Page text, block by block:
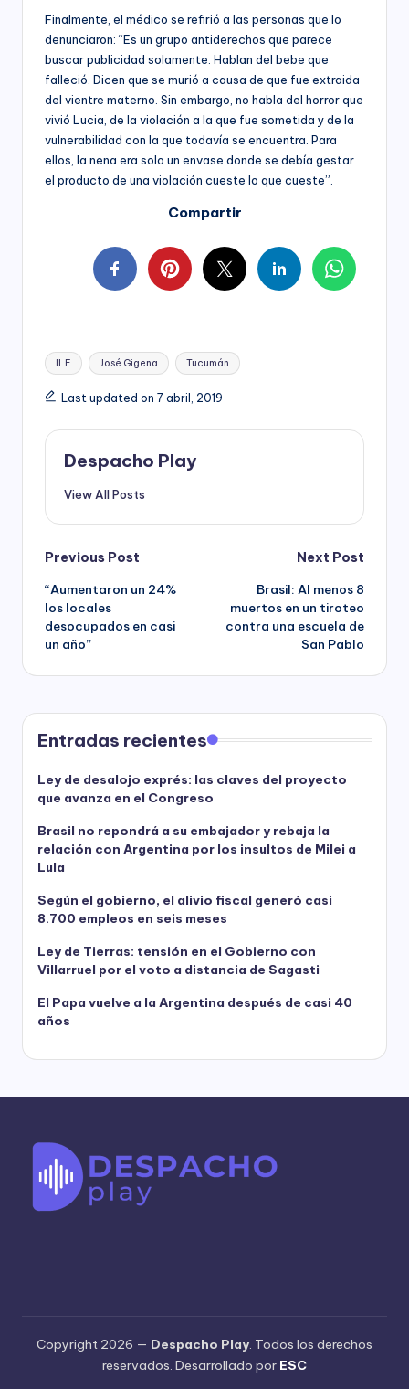
Finalmente, el médico se refirió a las personas que lo
denunciaron: “Es un grupo antiderechos que parece
buscar publicidad solamente. Hablan del bebe que
falleció. Dicen que se murió a causa de que fue extraida
del vientre materno. Sin embargo, no habla del horror que
vivió Lucia, de la violación a la que fue sometida y de la
vulnerabilidad con la que todavía se encuentra. Para
ellos, la nena era solo un envase donde se debía gestar
el producto de una violación cueste lo que cueste”.
Compartir
Tags:
ILE José Gigena Tucumán
Last updated on 7 abril, 2019
Despacho Play
View All Posts
Post
navigation
Previous Post
“Aumentaron un 24%
los locales
desocupados en casi
un año”
Next Post
Brasil: Al menos 8
muertos en un tiroteo
contra una escuela de
San Pablo
Entradas recientes
Ley de desalojo exprés: las claves del proyecto
que avanza en el Congreso
Brasil no repondrá a su embajador y rebaja la
relación con Argentina por los insultos de Milei a
Lula
Según el gobierno, el alivio fiscal generó casi
8.700 empleos en seis meses
Ley de Tierras: tensión en el Gobierno con
Villarruel por el voto a distancia de Sagasti
El Papa vuelve a la Argentina después de casi 40
años
Copyright 2026 — Despacho Play. Todos los derechos
reservados. Desarrollado por ESC